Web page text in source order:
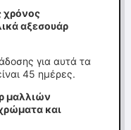
χρόνος
αξεσουάρ
για αυτά τα
45 ημέρες.
μαλλιών
και